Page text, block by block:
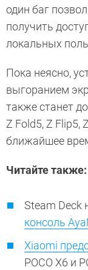
один баг
получить
локальных
Пока неясно,
выгоранием
также станет
Z Fold5, Z Flip5,
ближайшее
Читайте также:
Steam Deck
консоль
Xiaomi
POCO X6 и